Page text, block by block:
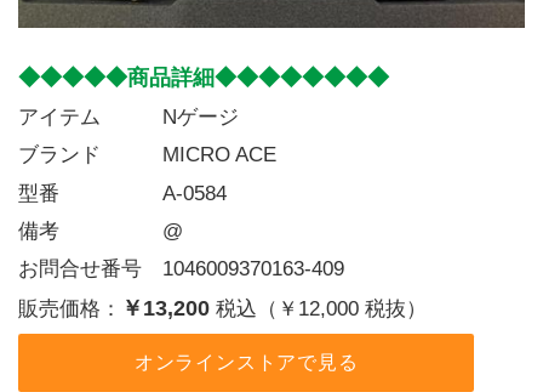
◆◆◆◆◆商品詳細◆◆◆◆◆◆◆◆
アイテム   Nゲージ
ブランド   MICRO ACE
型番     A-0584
備考     @
お問合せ番号 1046009370163-409
販売価格： ￥13,200 税込（￥12,000 税抜）
オンラインストアで見る